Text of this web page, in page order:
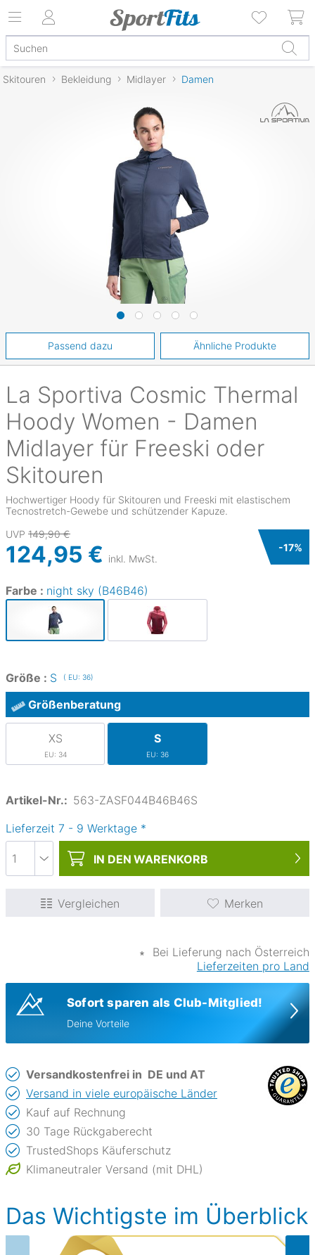
Skitouren Bekleidung Midlayer Damen
La Sportiva Cosmic Thermal
Hoody Women - Damen
Midlayer für Freeski oder
Skitouren
Hochwertiger Hoody für Skitouren und Freeski mit elastischem
Tecnostretch-Gewebe und schützender Kapuze.
UVP 149,90 €
124,95 € inkl. MwSt.
-17%
Farbe : night sky (B46B46)
Größe : S ( EU: 36)
Größenberatung
XS
EU: 34
S
EU: 36
Artikel-Nr.: 563-ZASF044B46B46S
Lieferzeit 7 - 9 Werktage *
IN DEN WARENKORB
Vergleichen Merken
∗
Bei Lieferung nach Österreich
Lieferzeiten pro Land
Sofort sparen als Club-Mitglied!
Deine Vorteile
Passend dazu Ähnliche Produkte
Versandkostenfrei in DE und AT
Versand in viele europäische Länder
Kauf auf Rechnung
30 Tage Rückgaberecht
TrustedShops Käuferschutz
Klimaneutraler Versand (mit DHL)
Das Wichtigste im Überblick